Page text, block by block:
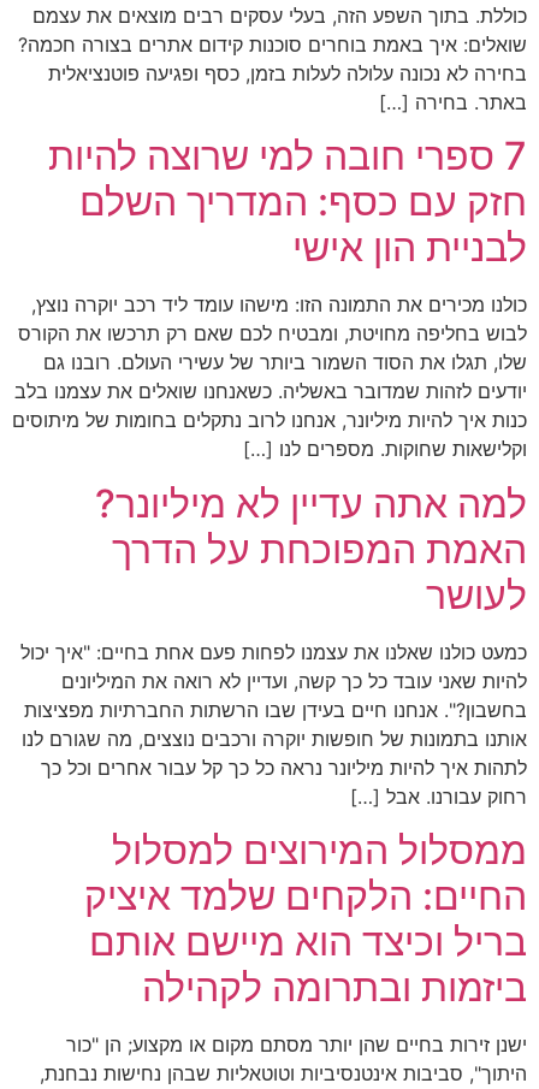
כוללת. בתוך השפע הזה, בעלי עסקים רבים מוצאים את עצמם
שואלים: איך באמת בוחרים סוכנות קידום אתרים בצורה חכמה?
בחירה לא נכונה עלולה לעלות בזמן, כסף ופגיעה פוטנציאלית
באתר. בחירה […]
7 ספרי חובה למי שרוצה להיות
חזק עם כסף: המדריך השלם
לבניית הון אישי
כולנו מכירים את התמונה הזו: מישהו עומד ליד רכב יוקרה נוצץ,
לבוש בחליפה מחויטת, ומבטיח לכם שאם רק תרכשו את הקורס
שלו, תגלו את הסוד השמור ביותר של עשירי העולם. רובנו גם
יודעים לזהות שמדובר באשליה. כשאנחנו שואלים את עצמנו בלב
כנות איך להיות מיליונר, אנחנו לרוב נתקלים בחומות של מיתוסים
וקלישאות שחוקות. מספרים לנו […]
למה אתה עדיין לא מיליונר?
האמת המפוכחת על הדרך
לעושר
כמעט כולנו שאלנו את עצמנו לפחות פעם אחת בחיים: "איך יכול
להיות שאני עובד כל כך קשה, ועדיין לא רואה את המיליונים
בחשבון?". אנחנו חיים בעידן שבו הרשתות החברתיות מפציצות
אותנו בתמונות של חופשות יוקרה ורכבים נוצצים, מה שגורם לנו
לתהות איך להיות מיליונר נראה כל כך קל עבור אחרים וכל כך
רחוק עבורנו. אבל […]
ממסלול המירוצים למסלול
החיים: הלקחים שלמד איציק
בריל וכיצד הוא מיישם אותם
ביזמות ובתרומה לקהילה
ישנן זירות בחיים שהן יותר מסתם מקום או מקצוע; הן "כור
היתוך", סביבות אינטנסיביות וטוטאליות שבהן נחישות נבחנת,